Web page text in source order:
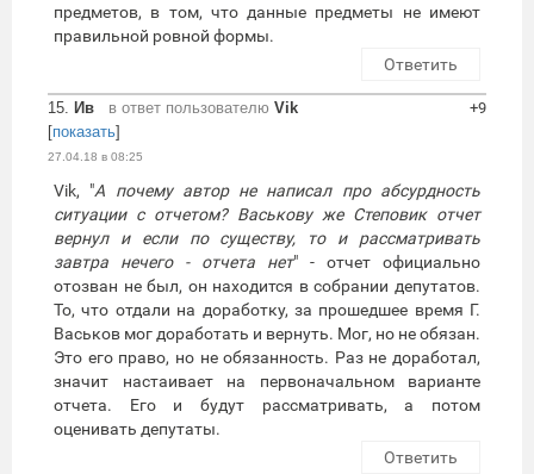
предметов, в том, что данные предметы не имеют
правильной ровной формы.
Ответить
15. Ив в ответ пользователю Vik
[показать]
27.04.18 в 08:25
+9
Vik, "А почему автор не написал про абсурдность
ситуации с отчетом? Васькову же Степовик отчет
вернул и если по существу, то и рассматривать
завтра нечего - отчета нет" - отчет официально
отозван не был, он находится в собрании депутатов.
То, что отдали на доработку, за прошедшее время Г.
Васьков мог доработать и вернуть. Мог, но не обязан.
Это его право, но не обязанность. Раз не доработал,
значит настаивает на первоначальном варианте
отчета. Его и будут рассматривать, а потом
оценивать депутаты.
Ответить